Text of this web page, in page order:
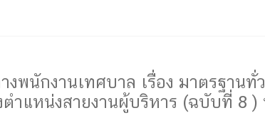
พนักงานเทศบาล เรื่อง มาตรฐาน
ำแหน่งสายงานผู้บริหาร (ฉบับที่ 8 )